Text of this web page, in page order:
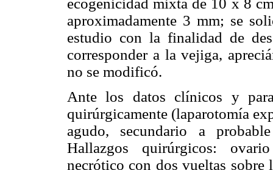
ecogenicidad mixta de 10 x 8
aproximadamente 3 mm; se
estudio con la finalidad de
corresponder a la vejiga,
no se modificó.
Ante los datos clínicos y
quirúrgicamente (laparotomía
agudo, secundario a
Hallazgos quirúrgicos:
necrótico con dos vueltas sobre